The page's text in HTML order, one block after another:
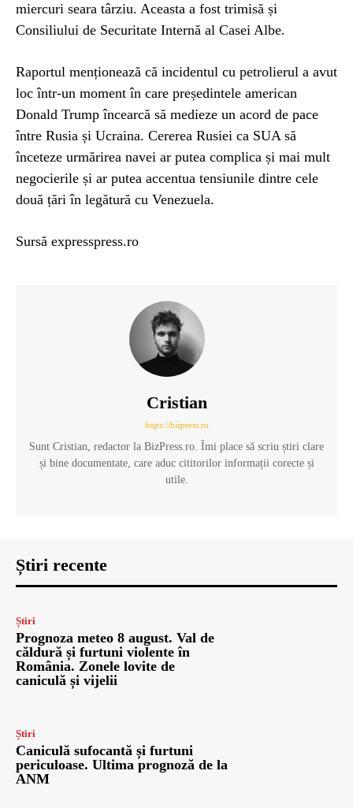
miercuri seara târziu. Aceasta a fost trimisă și
Consiliului de Securitate Internă al Casei Albe.
Raportul menționează că incidentul cu petrolierul a avut
loc într-un moment în care președintele american
Donald Trump încearcă să medieze un acord de pace
între Rusia și Ucraina. Cererea Rusiei ca SUA să
înceteze urmărirea navei ar putea complica și mai mult
negocierile și ar putea accentua tensiunile dintre cele
două țări în legătură cu Venezuela.
Sursă expresspress.ro
Cristian
https://bizpress.ro
Sunt Cristian, redactor la BizPress.ro. Îmi place să scriu știri clare
și bine documentate, care aduc cititorilor informații corecte și
utile.
Știri recente
Știri
Prognoza meteo 8 august. Val de
căldură și furtuni violente în
România. Zonele lovite de
caniculă și vijelii
Știri
Caniculă sufocantă și furtuni
periculoase. Ultima prognoză de la
ANM